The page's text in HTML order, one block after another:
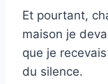
Et pourtant,
maison je
que je
du silence.